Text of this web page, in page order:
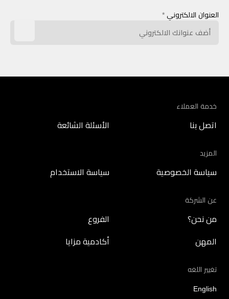
العنوان الالكتروني *
خدمة العملاء
اتصل بنا الأسئلة الشائعة
المزيد
سياسة الخصوصية سياسة الاستخدام
عن الشركة
من نحن؟ الفروع
المهن أكادمية مزايا
تغيير اللغه
English